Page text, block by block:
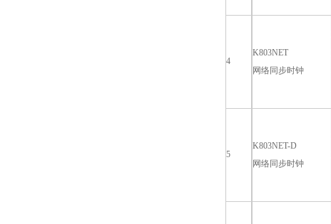
4
K803NET
网络同步时钟
5
K803NET-D
网络同步时钟